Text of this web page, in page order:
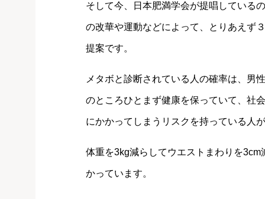
そして今、日本肥満学会が提唱している
の改華や運動などによって、とりあえず
提案です。
メタボと診断されている人の確率は、男
のところひとまず健康を保っていて、社
にかかってしまうリスクを持っている人
体重を3kg減らしてウエストまわりを
かっています。